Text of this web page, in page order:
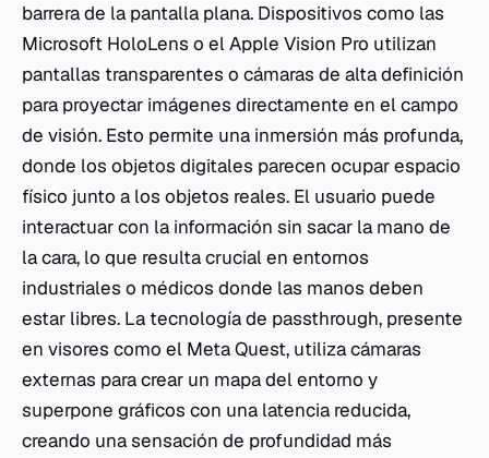
barrera de la pantalla plana. Dispositivos como las
Microsoft HoloLens o el Apple Vision Pro utilizan
pantallas transparentes o cámaras de alta definición
para proyectar imágenes directamente en el campo
de visión. Esto permite una inmersión más profunda,
donde los objetos digitales parecen ocupar espacio
físico junto a los objetos reales. El usuario puede
interactuar con la información sin sacar la mano de
la cara, lo que resulta crucial en entornos
industriales o médicos donde las manos deben
estar libres. La tecnología de passthrough, presente
en visores como el Meta Quest, utiliza cámaras
externas para crear un mapa del entorno y
superpone gráficos con una latencia reducida,
creando una sensación de profundidad más